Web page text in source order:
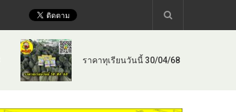
ราคาทุเรียนวันนี้ 30/04/68